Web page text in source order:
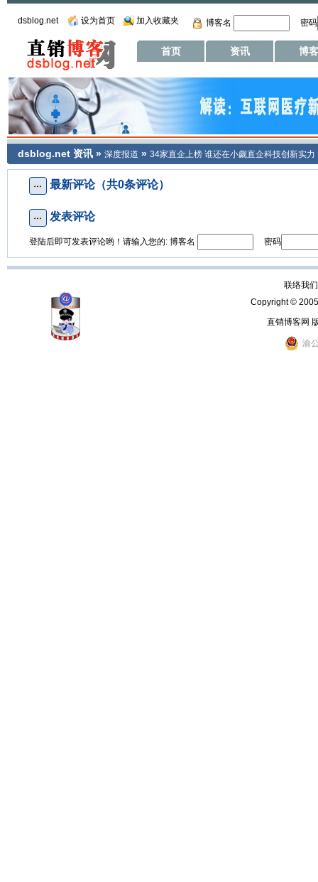
dsblog.net 设为首页 加入收藏夹 博客名 密码
首页 资讯 博客
dsblog.net 资讯 » 深度报道 » 34家直企上榜 谁还在小觑直企科技创新实力
最新评论（共0条评论）
发表评论
登陆后即可发表评论哟！请输入您的: 博客名 密码
联络我
Copyright ©
直销博客网
渝